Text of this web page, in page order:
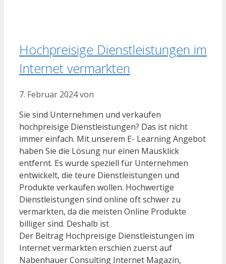
Hochpreisige Dienstleistungen im
Internet vermarkten
7. Februar 2024von
Sie sind Unternehmen und verkaufen
hochpreisige Dienstleistungen? Das ist nicht
immer einfach. Mit unserem E- Learning Angebot
haben Sie die Lösung nur einen Mausklick
entfernt. Es wurde speziell für Unternehmen
entwickelt, die teure Dienstleistungen und
Produkte verkaufen wollen. Hochwertige
Dienstleistungen sind online oft schwer zu
vermarkten, da die meisten Online Produkte
billiger sind. Deshalb ist
Der Beitrag Hochpreisige Dienstleistungen im
Internet vermarkten erschien zuerst auf
Nabenhauer Consulting Internet Magazin,